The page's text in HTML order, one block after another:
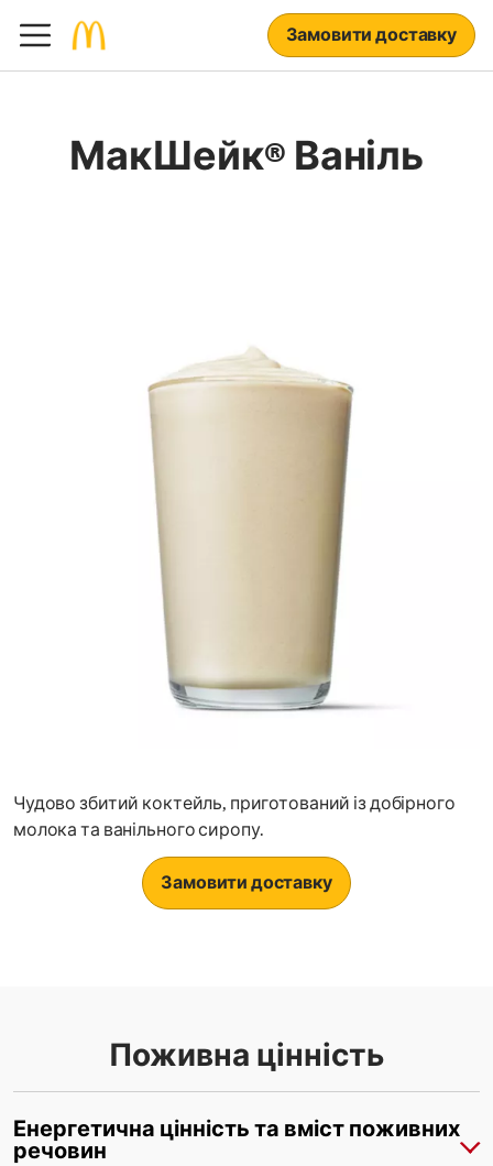
Замовити доставку
МакШейк® Ваніль
Чудово збитий коктейль, приготований із добірного
молока та ванільного сиропу.
Замовити доставку
Поживна цінність
Енергетична цінність та вміст поживних
речовин